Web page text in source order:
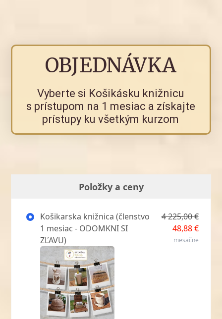
OBJEDNÁVKA
Vyberte si Košikásku knižnicu
s prístupom na 1 mesiac a získajte
prístupy ku všetkým kurzom
Položky a ceny
Košikarska knižnica (členstvo
1 mesiac - ODOMKNI SI
ZĽAVU)
4 225,00 €
48,88 €
mesačne